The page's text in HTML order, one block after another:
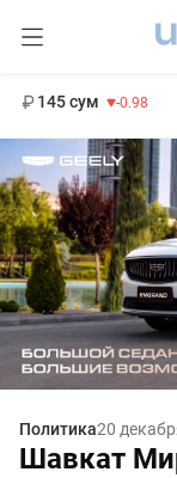
145 сум -0.98
Политика20
Шавкат